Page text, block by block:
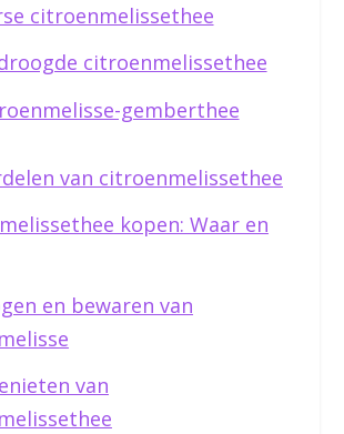
citroenmelissethee
citroenmelissethee
gemberthee
van citroenmelissethee
kopen: Waar en
en bewaren van
van